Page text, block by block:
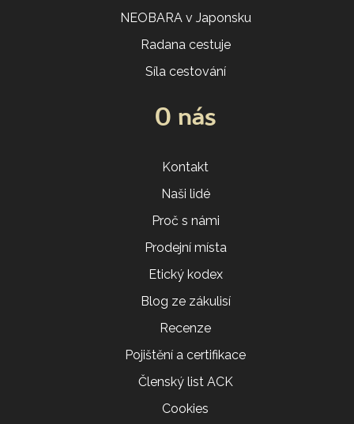
NEOBARA v Japonsku
Radana cestuje
Síla cestování
O nás
Kontakt
Naši lidé
Proč s námi
Prodejní místa
Etický kodex
Blog ze zákulisí
Recenze
Pojištění a certifikace
Členský list ACK
Cookies